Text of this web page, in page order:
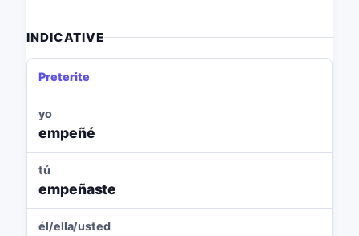
INDICATIVE
Preterite
yo
empeñé
tú
empeñaste
él/ella/usted